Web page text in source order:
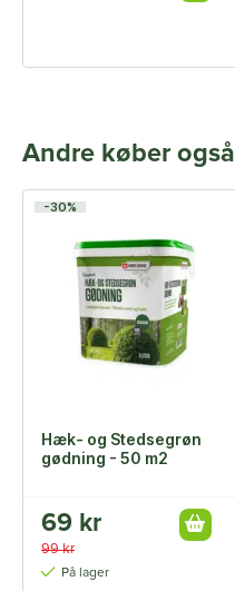
Andre køber også
-30%
Hæk- og Stedsegrøn
gødning - 50 m2
69 kr
99 kr
På lager